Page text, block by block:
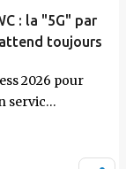
: la "5G" par
toujours
2026 pour
servic…